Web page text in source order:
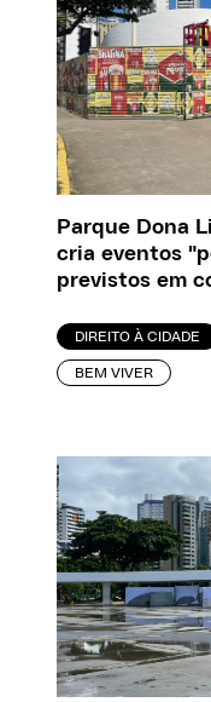
Parque Dona
cria eventos
previstos em
DIREITO À CIDADE
BEM VIVER